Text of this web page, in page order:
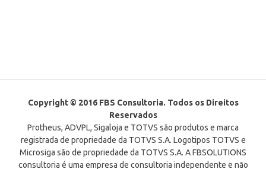
Copyright © 2016 FBS Consultoria. Todos os Direitos
Reservados
Protheus, ADVPL, Sigaloja e TOTVS são produtos e marca
registrada de propriedade da TOTVS S.A. Logotipos TOTVS e
Microsiga são de propriedade da TOTVS S.A. A FBSOLUTIONS
consultoria é uma empresa de consultoria independente e não